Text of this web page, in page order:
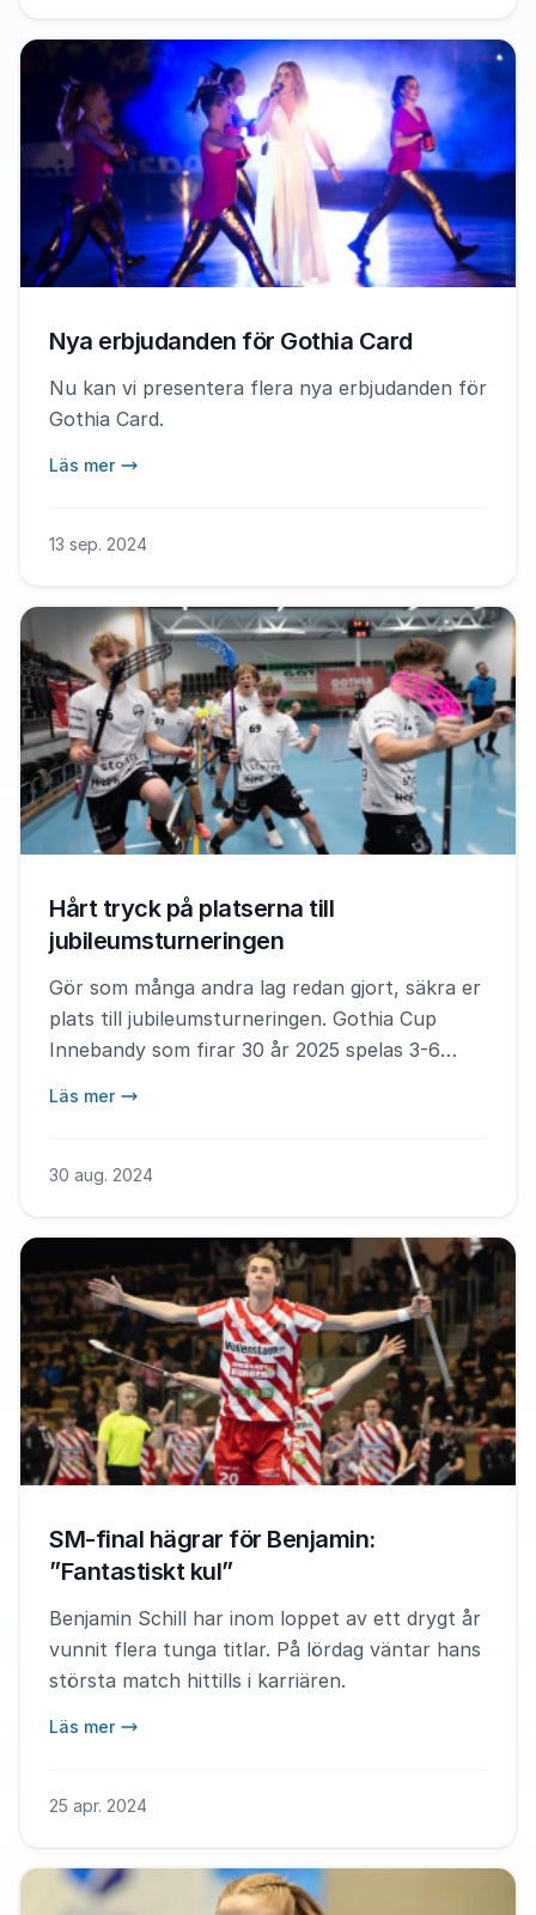
Nya erbjudanden för Gothia Card
Nu kan vi presentera flera nya erbjudanden för
Gothia Card.
Läs mer
13 sep. 2024
Hårt tryck på platserna till
jubileumsturneringen
Gör som många andra lag redan gjort, säkra er
plats till jubileumsturneringen. Gothia Cup
Innebandy som firar 30 år 2025 spelas 3-6
Läs mer
30 aug. 2024
SM-final hägrar för Benjamin:
”Fantastiskt kul”
Benjamin Schill har inom loppet av ett drygt år
vunnit flera tunga titlar. På lördag väntar hans
största match hittills i karriären.
Läs mer
25 apr. 2024